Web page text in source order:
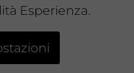
Esperienza.